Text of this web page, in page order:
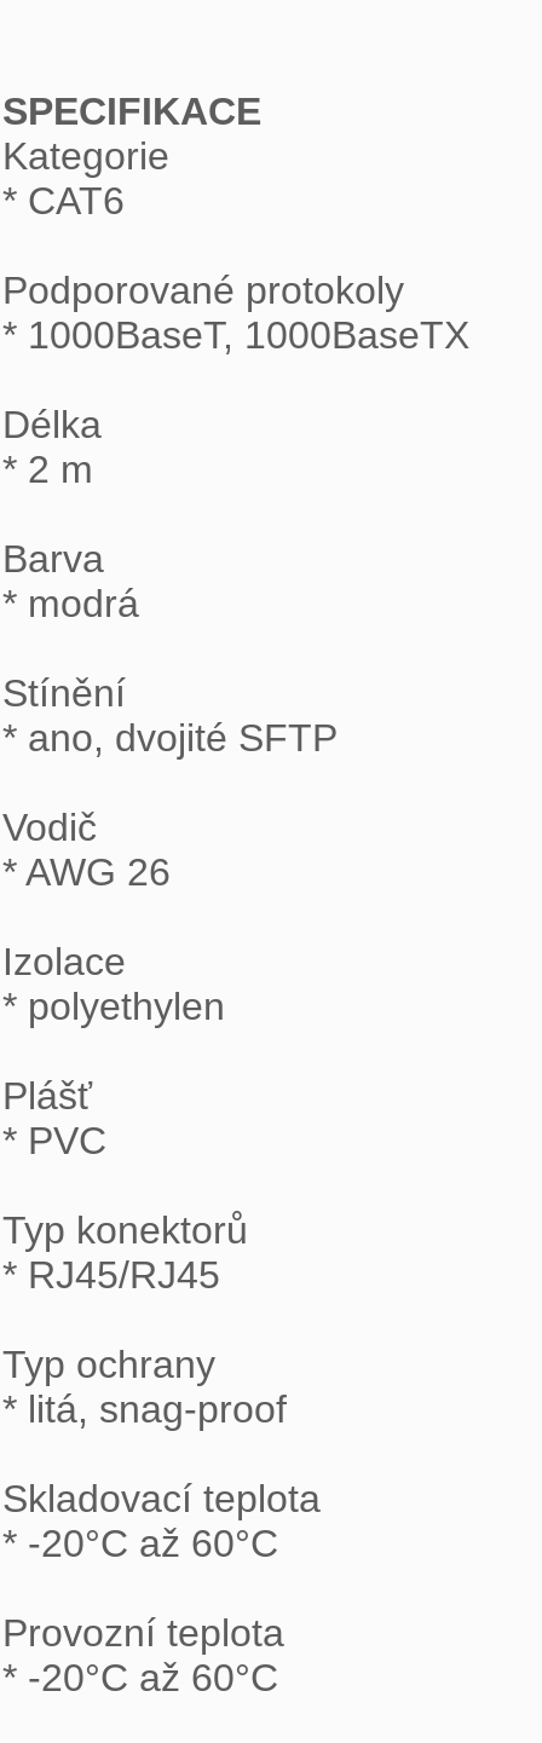
SPECIFIKACE
Kategorie
* CAT6
Podporované protokoly
* 1000BaseT, 1000BaseTX
Délka
* 2 m
Barva
* modrá
Stínění
* ano, dvojité SFTP
Vodič
* AWG 26
Izolace
* polyethylen
Plášť
* PVC
Typ konektorů
* RJ45/RJ45
Typ ochrany
* litá, snag-proof
Skladovací teplota
* -20°C až 60°C
Provozní teplota
* -20°C až 60°C